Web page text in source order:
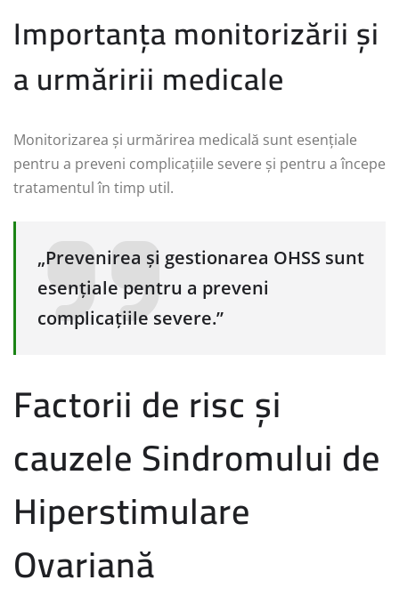
Importanța monitorizării și
a urmăririi medicale
Monitorizarea și urmărirea medicală sunt esențiale
pentru a preveni complicațiile severe și pentru a începe
tratamentul în timp util.
„Prevenirea și gestionarea OHSS sunt
esențiale pentru a preveni
complicațiile severe.”
Factorii de risc și
cauzele Sindromului de
Hiperstimulare
Ovariană